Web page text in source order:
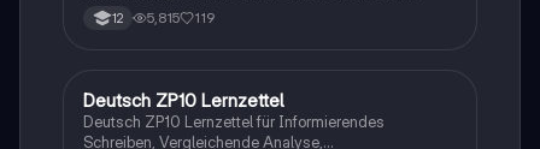
tabellarisch. Im Unterricht ohne KI erstellt
12 5,815 119
Deutsch
Deutsch ZP10 Lernzettel
Deutsch ZP10 Lernzettel für Informierendes
Schreiben, Vergleichende Analyse,